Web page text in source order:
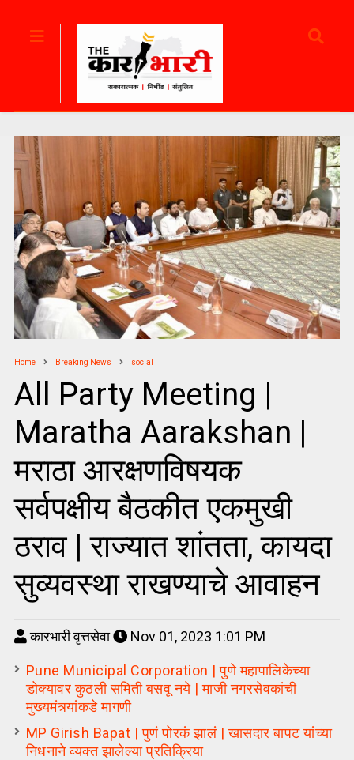
Home Breaking News social
All Party Meeting |
Maratha Aarakshan |
मराठा आरक्षणविषयक
सर्वपक्षीय बैठकीत एकमुखी
ठराव | राज्यात शांतता, कायदा
सुव्यवस्था राखण्याचे आवाहन
कारभारी वृत्तसेवा Nov 01, 2023 1:01 PM
Pune Municipal Corporation | पुणे महापालिकेच्या
डोक्यावर कुठली समिती बसवू नये | माजी नगरसेवकांची
मुख्यमंत्र्यांकडे मागणी
MP Girish Bapat | पुणं पोरकं झालं | खासदार बापट यांच्या
निधनाने व्यक्त झालेल्या प्रतिक्रिया